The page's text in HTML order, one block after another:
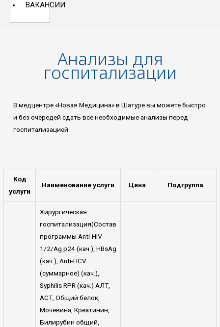
ВАКАНСИИ
Анализы для
госпитализации
В медцентре «Новая Медицина» в Шатуре вы можете быстро
и без очередей сдать все необходимые анализы перед
госпитализацией
Код
услуги
Наименование услуги Цена Подгруппа
Хирургическая
госпитализация(Состав
программы Anti-HIV
1/2/Ag p24 (кач.), HBsAg
(кач.), Anti-HCV
(суммарное) (кач.),
Syphilis RPR (кач.) АЛТ,
АСТ, Общий белок,
Мочевина, Креатинин,
Билирубин общий,